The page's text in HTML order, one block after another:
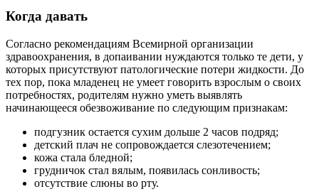
Когда давать
Согласно рекомендациям Всемирной организации
здравоохранения, в допаивании нуждаются только те дети, у
которых присутствуют патологические потери жидкости. До
тех пор, пока младенец не умеет говорить взрослым о своих
потребностях, родителям нужно уметь выявлять
начинающееся обезвоживание по следующим признакам:
подгузник остается сухим дольше 2 часов подряд;
детский плач не сопровождается слезотечением;
кожа стала бледной;
грудничок стал вялым, появилась сонливость;
отсутствие слюны во рту.